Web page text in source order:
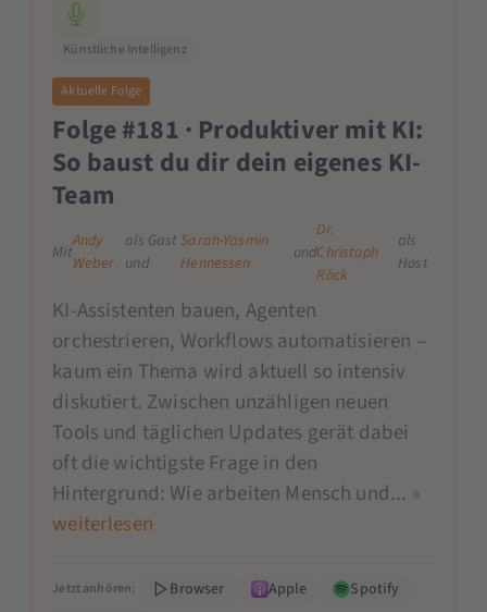
Künstliche Intelligenz
Aktuelle Folge
Folge #181 · Produktiver mit KI:
So baust du dir dein eigenes KI-
Team
Mit
Andy
Weber
als Gast
und
Sarah-Yasmin
Hennessen
und
Dr.
Christoph
Röck
als
Host
KI-Assistenten bauen, Agenten
orchestrieren, Workflows automatisieren –
kaum ein Thema wird aktuell so intensiv
diskutiert. Zwischen unzähligen neuen
Tools und täglichen Updates gerät dabei
oft die wichtigste Frage in den
Hintergrund: Wie arbeiten Mensch und... »
weiterlesen
Jetzt anhören: Browser Apple
Spotify